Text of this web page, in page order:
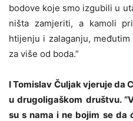
bodove koje smo izgubili u
ništa zamjeriti, a kamoli
htijenju i zalaganju,
za više od boda.”
I Tomislav Čuljak vjeruje da
u drugoligaškom društvu.
su s nama i ne bojim se da